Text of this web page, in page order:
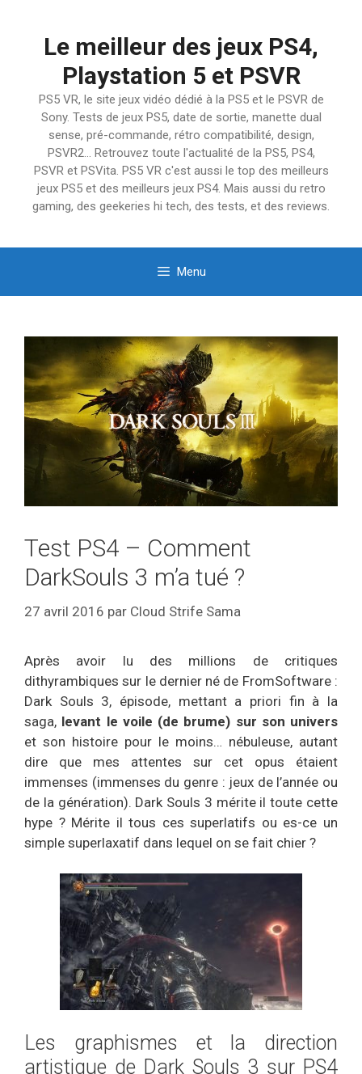
Le meilleur des jeux PS4,
Playstation 5 et PSVR
PS5 VR, le site jeux vidéo dédié à la PS5 et le PSVR de
Sony. Tests de jeux PS5, date de sortie, manette dual
sense, pré-commande, rétro compatibilité, design,
PSVR2… Retrouvez toute l'actualité de la PS5, PS4,
PSVR et PSVita. PS5 VR c'est aussi le top des meilleurs
jeux PS5 et des meilleurs jeux PS4. Mais aussi du retro
gaming, des geekeries hi tech, des tests, et des reviews.
Menu
Test PS4 – Comment
DarkSouls 3 m’a tué ?
27 avril 2016 par Cloud Strife Sama
Après avoir lu des millions de critiques
dithyrambiques sur le dernier né de FromSoftware :
Dark Souls 3, épisode, mettant a priori fin à la
saga, levant le voile (de brume) sur son univers
et son histoire pour le moins… nébuleuse, autant
dire que mes attentes sur cet opus étaient
immenses (immenses du genre : jeux de l’année ou
de la génération). Dark Souls 3 mérite il toute cette
hype ? Mérite il tous ces superlatifs ou es-ce un
simple superlaxatif dans lequel on se fait chier ?
Les graphismes et la direction
artistique de Dark Souls 3 sur PS4